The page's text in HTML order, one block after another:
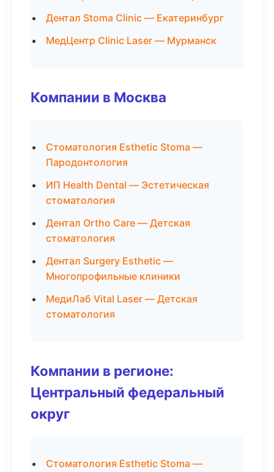
Дентал Stoma Clinic — Екатеринбург
МедЦентр Clinic Laser — Мурманск
Компании в Москва
Стоматология Esthetic Stoma —
Пародонтология
ИП Health Dental — Эстетическая
стоматология
Дентал Ortho Care — Детская
стоматология
Дентал Surgery Esthetic —
Многопрофильные клиники
МедиЛаб Vital Laser — Детская
стоматология
Компании в регионе:
Центральный федеральный
округ
Стоматология Esthetic Stoma —